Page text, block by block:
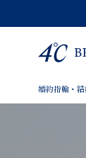
婚約指輪・